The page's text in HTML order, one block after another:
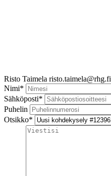
Risto Taimela risto.taimela@rhg.fi
Nimi*
Sähköposti*
Puhelin
Otsikko*